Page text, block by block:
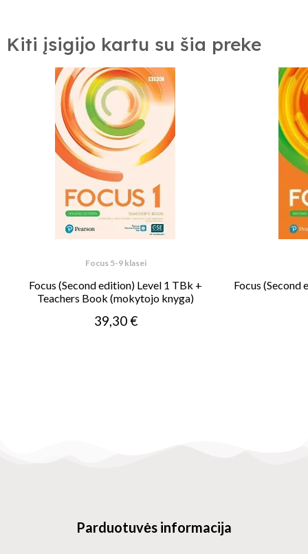
Kiti įsigijo kartu su šia preke
Focus 5-9 klasei
Focus (Second edition) Level 1 TBk +
Teachers Book (mokytojo knyga)
39,30 €
Focus (Second
Parduotuvės informacija